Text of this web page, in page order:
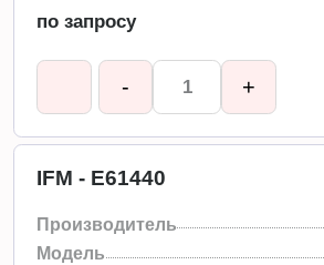
по запросу
- +
IFM - E61440
Производитель
Модель